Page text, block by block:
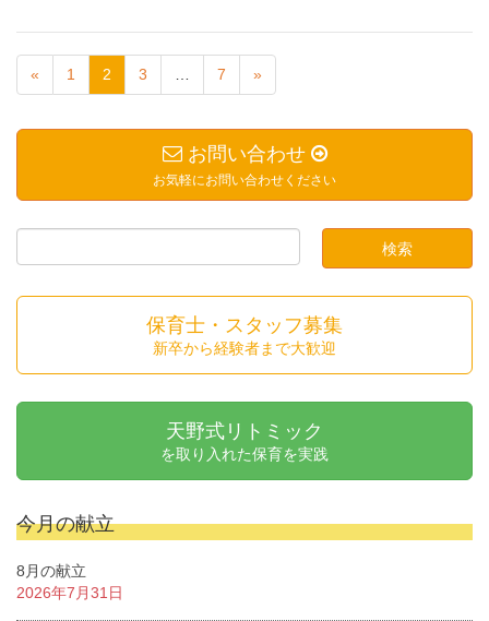
« 1 2 3 7 »
お問い合わせ
お気軽にお問い合わせください
保育士・スタッフ募集
新卒から経験者まで大歓迎
天野式リトミック
を取り入れた保育を実践
今月の献立
8月の献立
2026年7月31日